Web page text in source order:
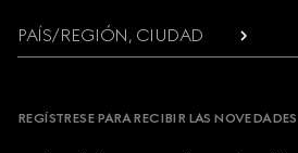
PAÍS/REGIÓN, CIUDAD
REGÍSTRESE PARA RECIBIR LAS